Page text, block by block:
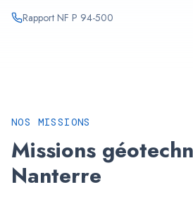
Rapport NF P 94-500
NOS MISSIONS
Missions
Nanterre